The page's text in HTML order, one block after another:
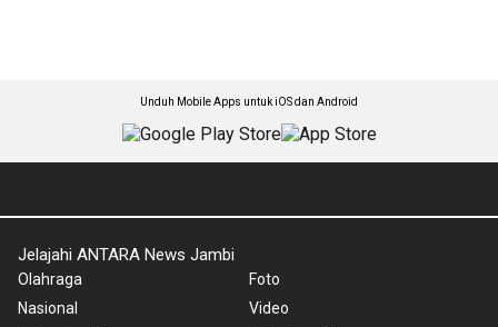
Unduh Mobile Apps untuk iOS dan Android
Jelajahi ANTARA News Jambi
Olahraga
Nasional
Foto
Video